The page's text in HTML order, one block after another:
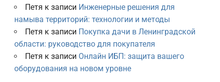
Петя к записи Инженерные решения для
намыва территорий: технологии и методы
Петя к записи Покупка дачи в Ленинградской
области: руководство для покупателя
Петя к записи Онлайн ИБП: защита вашего
оборудования на новом уровне